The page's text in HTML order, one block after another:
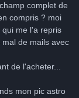
complet de
compris ? moi
me l'a repris
de mails avec
de l'acheter...
mon pic astro